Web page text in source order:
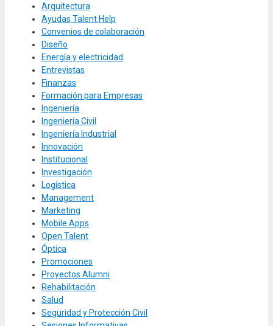
Arquitectura
Ayudas Talent Help
Convenios de colaboración
Diseño
Energía y electricidad
Entrevistas
Finanzas
Formación para Empresas
Ingeniería
Ingeniería Civil
Ingeniería Industrial
Innovación
Institucional
Investigación
Logística
Management
Marketing
Mobile Apps
Open Talent
Óptica
Promociones
Proyectos Alumni
Rehabilitación
Salud
Seguridad y Protección Civil